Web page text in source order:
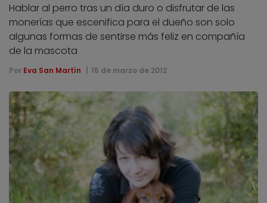
Hablar al perro tras un día duro o disfrutar de las
monerías que escenifica para el dueño son solo
algunas formas de sentirse más feliz en compañía
de la mascota
Por Eva San Martín 15 de marzo de 2012